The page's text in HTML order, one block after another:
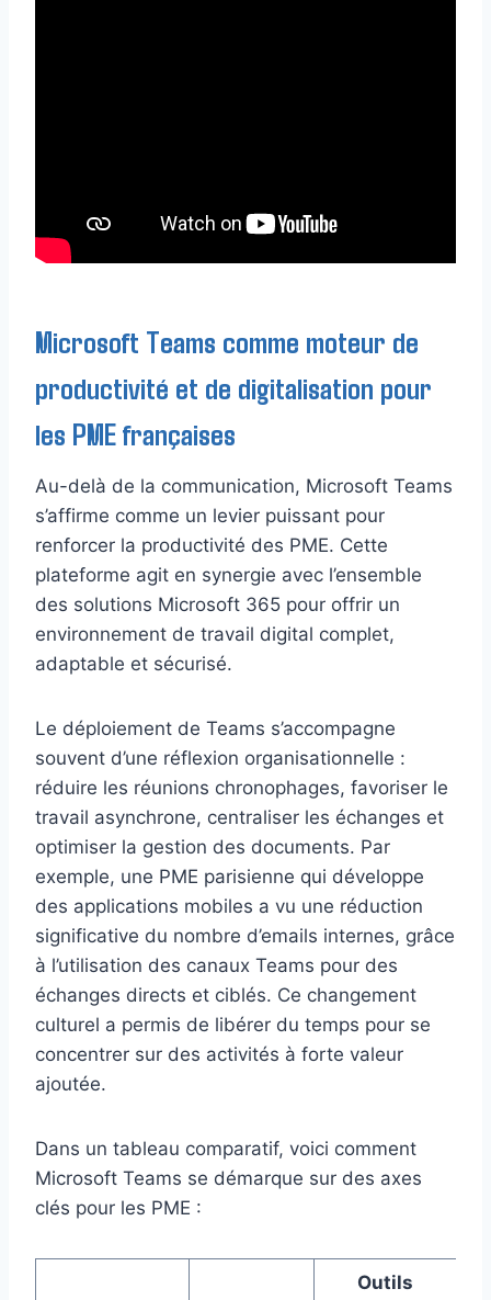
Microsoft Teams comme moteur de
productivité et de digitalisation pour
les PME françaises
Au-delà de la communication, Microsoft Teams
s’affirme comme un levier puissant pour
renforcer la productivité des PME. Cette
plateforme agit en synergie avec l’ensemble
des solutions Microsoft 365 pour offrir un
environnement de travail digital complet,
adaptable et sécurisé.
Le déploiement de Teams s’accompagne
souvent d’une réflexion organisationnelle :
réduire les réunions chronophages, favoriser le
travail asynchrone, centraliser les échanges et
optimiser la gestion des documents. Par
exemple, une PME parisienne qui développe
des applications mobiles a vu une réduction
significative du nombre d’emails internes, grâce
à l’utilisation des canaux Teams pour des
échanges directs et ciblés. Ce changement
culturel a permis de libérer du temps pour se
concentrer sur des activités à forte valeur
ajoutée.
Dans un tableau comparatif, voici comment
Microsoft Teams se démarque sur des axes
clés pour les PME :
Outils